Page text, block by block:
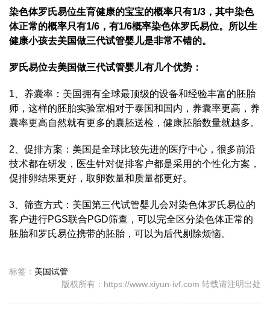
染色体罗氏易位生育健康的宝宝的概率只有1/3，其中染色
体正常的概率只有1/6，有1/6概率染色体罗氏易位。所以生
健康小孩去美国做三代试管婴儿是非常不错的。
罗氏易位去美国做三代试管婴儿有几个优势：
1、养囊率：美国拥有全球最顶级的设备和经验丰富的胚胎
师，这样的胚胎实验室相对于泰国和国内，养囊率更高，养
囊率更高自然就有更多的囊胚送检，健康胚胎数量就越多。
2、促排方案：美国是全球比较先进的医疗中心，很多前沿
技术都在研发，医生针对促排客户都是采用的个性化方案，
促排卵结果更好，取卵数量和质量都更好。
3、筛查方式：美国第三代试管婴儿会对染色体罗氏易位的
客户进行PGS联合PGD筛查，可以完全区分染色体正常的
胚胎和罗氏易位携带的胚胎，可以为后代剔除烦恼。
标签： 美国试管
版权所有：https://www.xiyun-ivf.com 转载请注明出处